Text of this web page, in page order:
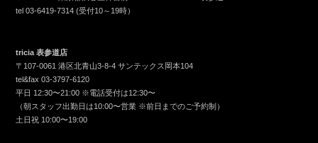
tel03-6419-7314 (受付10～19時）
tricia 表参道店
〒107-0061 港区北青山3-8-4 サンテックス岡本104
tel&fax03-3797-6120
平日 12:30〜21:00 ※電話受付は12:30〜
（朝スタッフ出勤日は10:00〜営業 ※前日までのご予約制）
土日祝 10:00〜19:00